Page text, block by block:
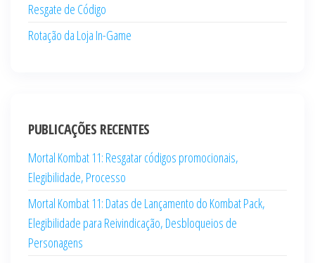
Resgate de Código
Rotação da Loja In-Game
PUBLICAÇÕES RECENTES
Mortal Kombat 11: Resgatar códigos promocionais,
Elegibilidade, Processo
Mortal Kombat 11: Datas de Lançamento do Kombat Pack,
Elegibilidade para Reivindicação, Desbloqueios de
Personagens